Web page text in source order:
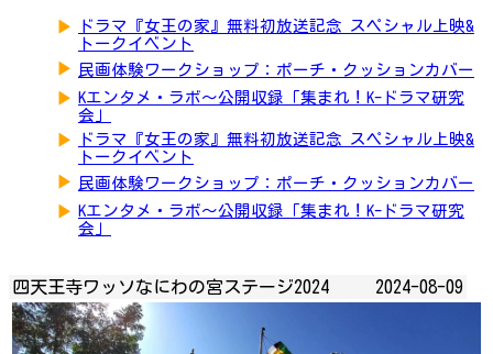
▶
ドラマ『女王の家』無料初放送記念 スペシャル上映&
トークイベント
▶ 民画体験ワークショップ：ポーチ・クッションカバー
▶ Kエンタメ・ラボ～公開収録「集まれ！K-ドラマ研究
会」
▶
ドラマ『女王の家』無料初放送記念 スペシャル上映&
トークイベント
▶ 民画体験ワークショップ：ポーチ・クッションカバー
▶ Kエンタメ・ラボ～公開収録「集まれ！K-ドラマ研究
会」
四天王寺ワッソなにわの宮ステージ2024 2024-08-09